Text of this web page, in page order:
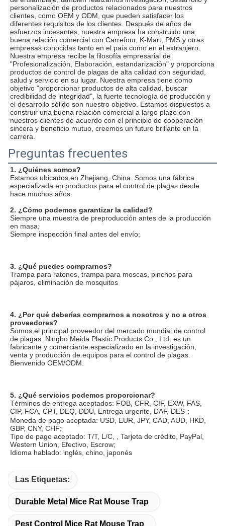
personalización de productos relacionados para nuestros
clientes, como OEM y ODM, que pueden satisfacer los
diferentes requisitos de los clientes. Después de años de
esfuerzos incesantes, nuestra empresa ha construido una
buena relación comercial con Carrefour, K-Mart, PMS y otras
empresas conocidas tanto en el país como en el extranjero.
Nuestra empresa recibe la filosofía empresarial de
"Profesionalización, Elaboración, estandarización" y proporciona
productos de control de plagas de alta calidad con seguridad,
salud y servicio en su lugar. Nuestra empresa tiene como
objetivo "proporcionar productos de alta calidad, buscar
credibilidad de integridad", la fuerte tecnología de producción y
el desarrollo sólido son nuestro objetivo. Estamos dispuestos a
construir una buena relación comercial a largo plazo con
nuestros clientes de acuerdo con el principio de cooperación
sincera y beneficio mutuo, creemos un futuro brillante en la
carrera.
Preguntas frecuentes
1. ¿Quiénes somos?
Estamos ubicados en Zhejiang, China. Somos una fábrica
especializada en productos para el control de plagas desde
hace muchos años.
2. ¿Cómo podemos garantizar la calidad?
Siempre una muestra de preproducción antes de la producción
en masa;
Siempre inspección final antes del envío;
3. ¿Qué puedes comprarnos?
Trampa para ratones, trampa para moscas, pinchos para
pájaros, eliminación de mosquitos
4. ¿Por qué deberías comprarnos a nosotros y no a otros
proveedores?
Somos el principal proveedor del mercado mundial de control
de plagas. Ningbo Meida Plastic Products Co., Ltd. es un
fabricante y comerciante especializado en la investigación,
venta y producción de equipos para el control de plagas.
Bienvenido OEM/ODM.
5. ¿Qué servicios podemos proporcionar?
Términos de entrega aceptados: FOB, CFR, CIF, EXW, FAS,
CIP, FCA, CPT, DEQ, DDU, Entrega urgente, DAF, DES；
Moneda de pago aceptada: USD, EUR, JPY, CAD, AUD, HKD,
GBP, CNY, CHF;
Tipo de pago aceptado: T/T, L/C, , Tarjeta de crédito, PayPal,
Western Union, Efectivo, Escrow;
Idioma hablado: inglés, chino, japonés
Las Etiquetas:
Durable Metal Mice Rat Mouse Trap
Pest Control Mice Rat Mouse Trap